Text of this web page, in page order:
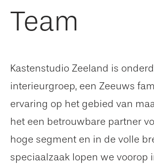
Team
Kastenstudio Zeeland is
interieurgroep, een Zeeuws
ervaring op het gebied van
het een betrouwbare partner
hoge segment en in de volle
speciaalzaak lopen we voorop